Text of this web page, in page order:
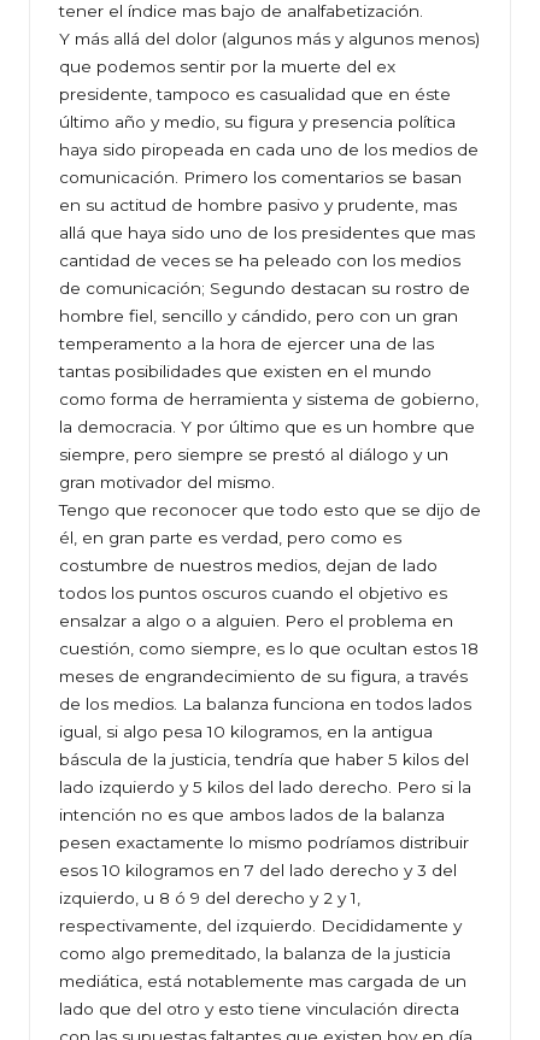
tener el índice mas bajo de analfabetización.
Y más allá del dolor (algunos más y algunos menos)
que podemos sentir por la muerte del ex
presidente, tampoco es casualidad que en éste
último año y medio, su figura y presencia política
haya sido piropeada en cada uno de los medios de
comunicación. Primero los comentarios se basan
en su actitud de hombre pasivo y prudente, mas
allá que haya sido uno de los presidentes que mas
cantidad de veces se ha peleado con los medios
de comunicación; Segundo destacan su rostro de
hombre fiel, sencillo y cándido, pero con un gran
temperamento a la hora de ejercer una de las
tantas posibilidades que existen en el mundo
como forma de herramienta y sistema de gobierno,
la democracia. Y por último que es un hombre que
siempre, pero siempre se prestó al diálogo y un
gran motivador del mismo.
Tengo que reconocer que todo esto que se dijo de
él, en gran parte es verdad, pero como es
costumbre de nuestros medios, dejan de lado
todos los puntos oscuros cuando el objetivo es
ensalzar a algo o a alguien. Pero el problema en
cuestión, como siempre, es lo que ocultan estos 18
meses de engrandecimiento de su figura, a través
de los medios. La balanza funciona en todos lados
igual, si algo pesa 10 kilogramos, en la antigua
báscula de la justicia, tendría que haber 5 kilos del
lado izquierdo y 5 kilos del lado derecho. Pero si la
intención no es que ambos lados de la balanza
pesen exactamente lo mismo podríamos distribuir
esos 10 kilogramos en 7 del lado derecho y 3 del
izquierdo, u 8 ó 9 del derecho y 2 y 1,
respectivamente, del izquierdo. Decididamente y
como algo premeditado, la balanza de la justicia
mediática, está notablemente mas cargada de un
lado que del otro y esto tiene vinculación directa